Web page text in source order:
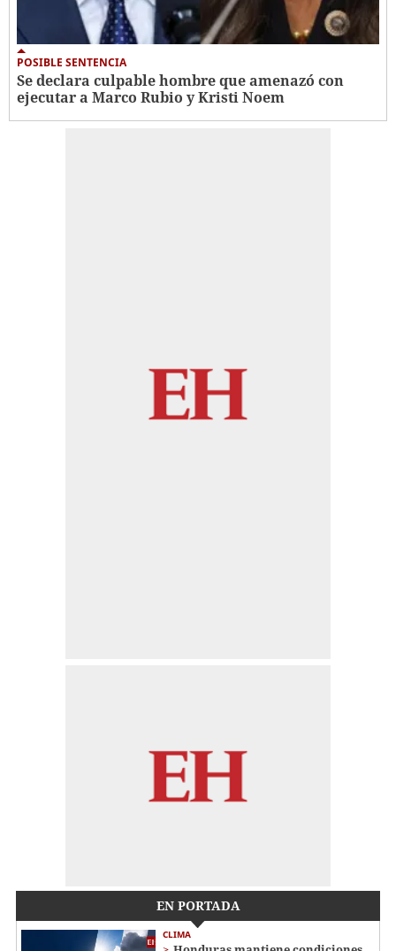
POSIBLE SENTENCIA
Se declara culpable hombre que amenazó con
ejecutar a Marco Rubio y Kristi Noem
EN PORTADA
CLIMA